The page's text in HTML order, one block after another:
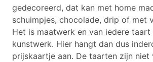
gedecoreerd, dat kan met home
schuimpjes, chocolade, drip of met
Het is maatwerk en van iedere taart
kunstwerk. Hier hangt dan dus
prijskaartje aan. De taarten zijn niet